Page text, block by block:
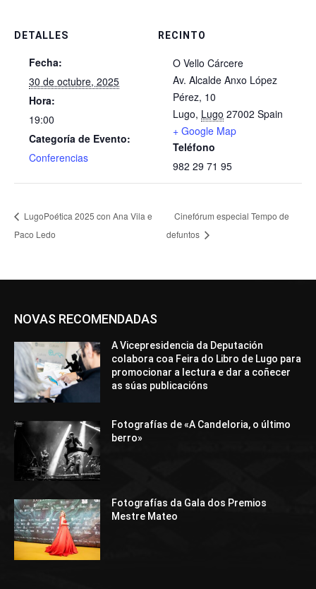
DETALLES
Fecha:
30 de octubre, 2025
Hora:
19:00
Categoría de Evento:
Conferencias
RECINTO
O Vello Cárcere
Av. Alcalde Anxo López
Pérez, 10
Lugo, Lugo 27002 Spain
+ Google Map
Teléfono
982 29 71 95
LugoPoética 2025 con Ana Vila e
Paco Ledo
Cinefórum especial Tempo de
defuntos
NOVAS RECOMENDADAS
A Vicepresidencia da Deputación
colabora coa Feira do Libro de Lugo para
promocionar a lectura e dar a coñecer
as súas publicacións
Fotografías de «A Candeloria, o último
berro»
Fotografías da Gala dos Premios
Mestre Mateo